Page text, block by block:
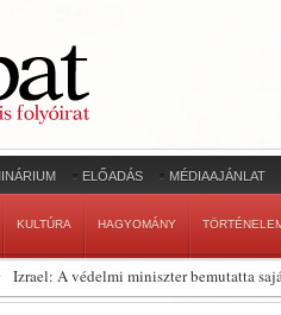
ELŐADÁS MÉDIAAJÁNLAT
KULTÚRA HAGYOMÁNY
Izrael: A védelmi miniszter bemutatta